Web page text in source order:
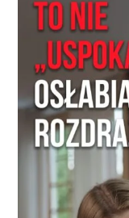
NASI EKSPERCI
GALERIA
SĄD
KOMITETY
MARKA ŚLĄSKIE